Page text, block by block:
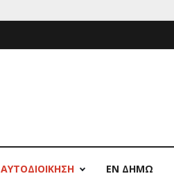
ΑΥΤΟΔΙΟΙΚΗΣΗ ΕΝ ΔΗΜΩ